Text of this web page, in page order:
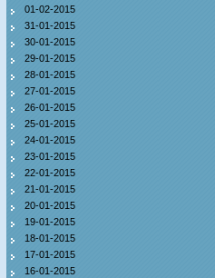
01-02-2015
31-01-2015
30-01-2015
29-01-2015
28-01-2015
27-01-2015
26-01-2015
25-01-2015
24-01-2015
23-01-2015
22-01-2015
21-01-2015
20-01-2015
19-01-2015
18-01-2015
17-01-2015
16-01-2015